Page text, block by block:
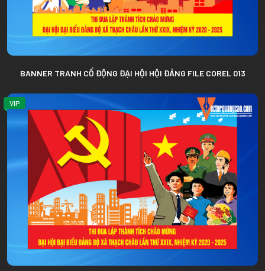
BANNER TRANH CỔ ĐỘNG ĐẠI HỘI HỘI ĐẢNG FILE COREL 013
VIP